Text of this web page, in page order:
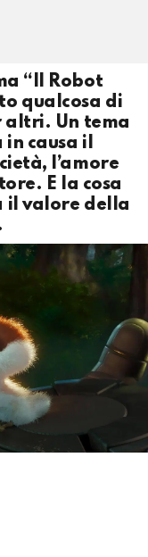
“Il Robot
qualcosa di
altri. Un tema
in causa il
l’amore
E la cosa
il valore della